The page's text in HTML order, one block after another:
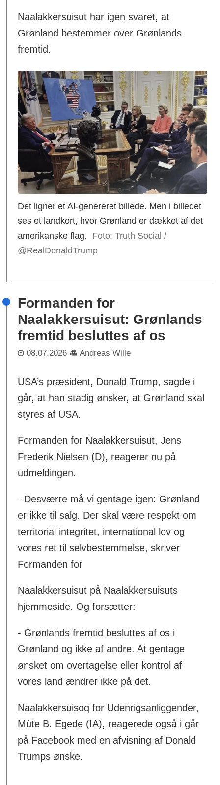
Naalakkersuisut har igen svaret, at
Grønland bestemmer over Grønlands
fremtid.
Det ligner et AI-genereret billede. Men i billedet
ses et landkort, hvor Grønland er dækket af det
amerikanske flag.
Foto: Truth Social /
@RealDonaldTrump
Formanden for
Naalakkersuisut: Grønlands
fremtid besluttes af os
08.07.2026 Andreas Wille
USA’s præsident, Donald Trump, sagde i
går, at han stadig ønsker, at Grønland skal
styres af USA.
Formanden for Naalakkersuisut, Jens
Frederik Nielsen (D), reagerer nu på
udmeldingen.
- Desværre må vi gentage igen: Grønland
er ikke til salg. Der skal være respekt om
territorial integritet, international lov og
vores ret til selvbestemmelse, skriver
Formanden for
Naalakkersuisut på Naalakkersuisuts
hjemmeside. Og forsætter:
- Grønlands fremtid besluttes af os i
Grønland og ikke af andre. At gentage
ønsket om overtagelse eller kontrol af
vores land ændrer ikke på det.
Naalakkersuisoq for Udenrigsanliggender,
Múte B. Egede (IA), reagerede også i går
på Facebook med en afvisning af Donald
Trumps ønske.